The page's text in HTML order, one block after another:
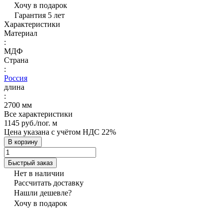
Хочу в подарок
Гарантия 5 лет
Характеристики
Материал
:
МДФ
Страна
:
Россия
длина
:
2700 мм
Все характеристики
1145 руб./пог. м
Цена указана с учётом НДС 22%
В корзину
Быстрый заказ
Нет в наличии
Рассчитать доставку
Нашли дешевле?
Хочу в подарок